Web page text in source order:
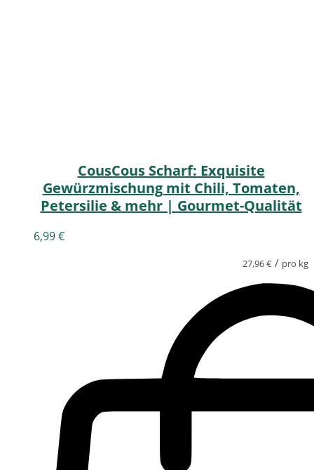
CousCous Scharf: Exquisite
Gewürzmischung mit Chili, Tomaten,
Petersilie & mehr | Gourmet-Qualität
6,99€
27,96€ / pro kg